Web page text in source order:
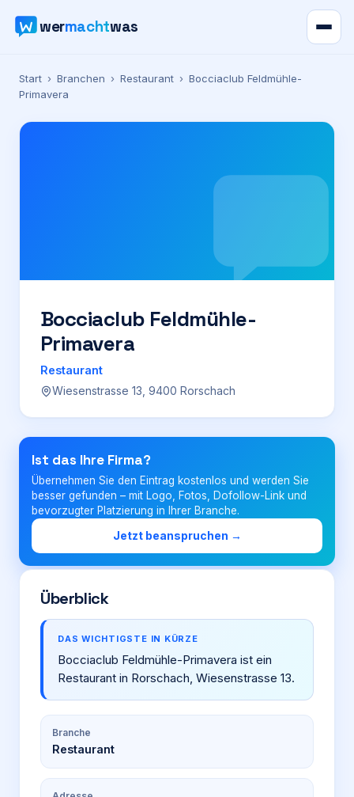
wermachtwas
Verzeichnis
Karte
Für Firmen
Login
Start › Branchen › Restaurant › Bocciaclub Feldmühle-
Primavera
Bocciaclub Feldmühle-
Primavera
Restaurant
Wiesenstrasse 13, 9400 Rorschach
Ist das Ihre Firma?
Übernehmen Sie den Eintrag kostenlos und werden Sie
besser gefunden – mit Logo, Fotos, Dofollow-Link und
bevorzugter Platzierung in Ihrer Branche.
Jetzt beanspruchen →
Überblick
DAS WICHTIGSTE IN KÜRZE
Bocciaclub Feldmühle-Primavera ist ein
Restaurant in Rorschach, Wiesenstrasse 13.
Branche
Restaurant